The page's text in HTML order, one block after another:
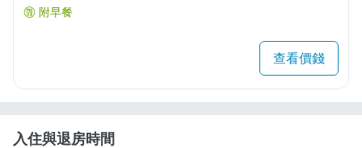
附早餐
查看價錢
入住與退房時間